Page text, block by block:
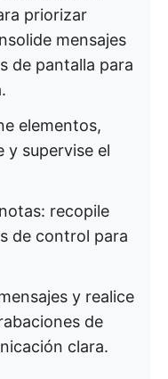
priorizar
mensajes
de pantalla para
elementos,
y supervise el
recopile
de control para
y realice
de
clara.